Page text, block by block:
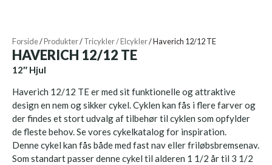
Forside/Produkter/Tricykler / Elcykler/Haverich 12/12 TE
HAVERICH 12/12 TE
12″ Hjul
Haverich 12/12 TE er med sit funktionelle og attraktive
design en nem og sikker cykel. Cyklen kan fås i flere farver og
der findes et stort udvalg af tilbehør til cyklen som opfylder
de fleste behov. Se vores cykelkatalog for inspiration.
Denne cykel kan fås både med fast nav eller friløbsbremsenav.
Som standart passer denne cykel til alderen 1 1/2 år til 3 1/2